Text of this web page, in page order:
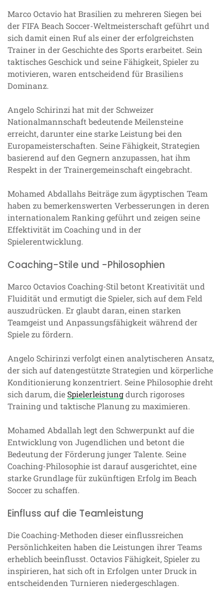
Marco Octavio hat Brasilien zu mehreren Siegen bei
der FIFA Beach Soccer-Weltmeisterschaft geführt und
sich damit einen Ruf als einer der erfolgreichsten
Trainer in der Geschichte des Sports erarbeitet. Sein
taktisches Geschick und seine Fähigkeit, Spieler zu
motivieren, waren entscheidend für Brasiliens
Dominanz.
Angelo Schirinzi hat mit der Schweizer
Nationalmannschaft bedeutende Meilensteine
erreicht, darunter eine starke Leistung bei den
Europameisterschaften. Seine Fähigkeit, Strategien
basierend auf den Gegnern anzupassen, hat ihm
Respekt in der Trainergemeinschaft eingebracht.
Mohamed Abdallahs Beiträge zum ägyptischen Team
haben zu bemerkenswerten Verbesserungen in deren
internationalem Ranking geführt und zeigen seine
Effektivität im Coaching und in der
Spielerentwicklung.
Coaching-Stile und -Philosophien
Marco Octavios Coaching-Stil betont Kreativität und
Fluidität und ermutigt die Spieler, sich auf dem Feld
auszudrücken. Er glaubt daran, einen starken
Teamgeist und Anpassungsfähigkeit während der
Spiele zu fördern.
Angelo Schirinzi verfolgt einen analytischeren Ansatz,
der sich auf datengestützte Strategien und körperliche
Konditionierung konzentriert. Seine Philosophie dreht
sich darum, die Spielerleistungdurch rigoroses
Training und taktische Planung zu maximieren.
Mohamed Abdallah legt den Schwerpunkt auf die
Entwicklung von Jugendlichen und betont die
Bedeutung der Förderung junger Talente. Seine
Coaching-Philosophie ist darauf ausgerichtet, eine
starke Grundlage für zukünftigen Erfolg im Beach
Soccer zu schaffen.
Einfluss auf die Teamleistung
Die Coaching-Methoden dieser einflussreichen
Persönlichkeiten haben die Leistungen ihrer Teams
erheblich beeinflusst. Octavios Fähigkeit, Spieler zu
inspirieren, hat sich oft in Erfolgen unter Druck in
entscheidenden Turnieren niedergeschlagen.